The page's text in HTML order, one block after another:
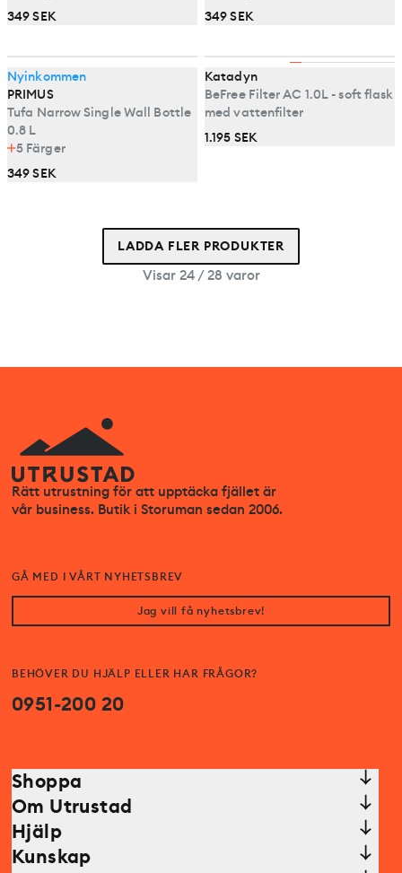
349 SEK
349 SEK
Nyinkommen
PRIMUS
Tufa Narrow Single Wall Bottle
0.8 L
5 Färger
349 SEK
Katadyn
BeFree Filter AC 1.0L - soft flask
med vattenfilter
1.195 SEK
LADDA FLER PRODUKTER
Visar 24 / 28 varor
Rätt utrustning för att upptäcka fjället är
vår business. Butik i Storuman sedan 2006.
BEHÖVER DU HJÄLP ELLER HAR FRÅGOR?
0951-200 20
GÅ MED I VÅRT NYHETSBREV
Jag vill få nyhetsbrev!
Shoppa
Om Utrustad
Hjälp
Kunskap